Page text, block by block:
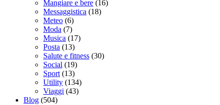
Mangiare e bere (16)
Messaggistica (18)
Meteo (6)
Moda (7)
Musica (17)
Posta (13)
Salute e fitness (30)
Social (19)
Sport (13)
Utility (134)
Viaggi (43)
Blog (504)